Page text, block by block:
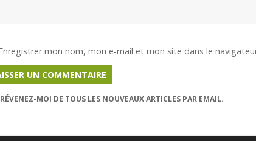
mon nom, mon e-mail et mon site dans le
MOI DE TOUS LES NOUVEAUX ARTICLES PAR EMAIL.